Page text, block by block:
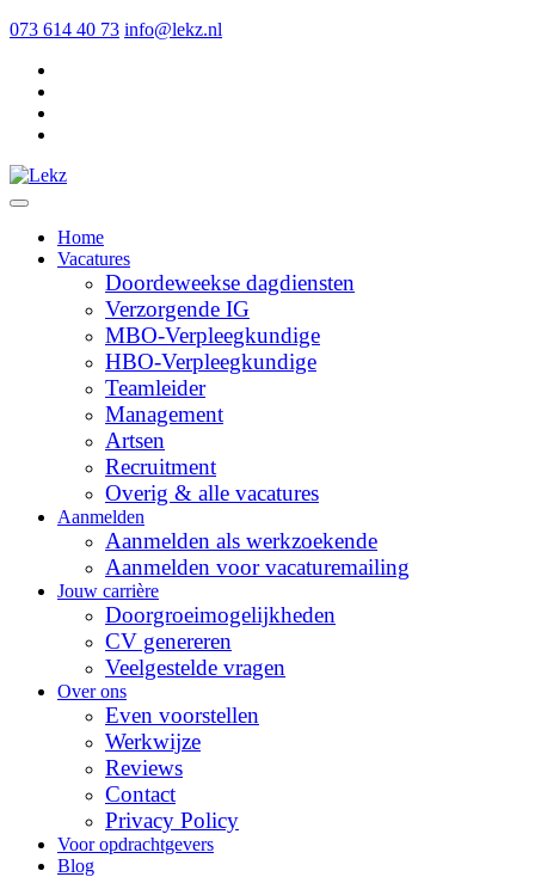
073 614 40 73 info@lekz.nl
Home
Vacatures
Doordeweekse dagdiensten
Verzorgende IG
MBO-Verpleegkundige
HBO-Verpleegkundige
Teamleider
Management
Artsen
Recruitment
Overig & alle vacatures
Aanmelden
Aanmelden als werkzoekende
Aanmelden voor vacaturemailing
Jouw carrière
Doorgroeimogelijkheden
CV genereren
Veelgestelde vragen
Over ons
Even voorstellen
Werkwijze
Reviews
Contact
Privacy Policy
Voor opdrachtgevers
Blog